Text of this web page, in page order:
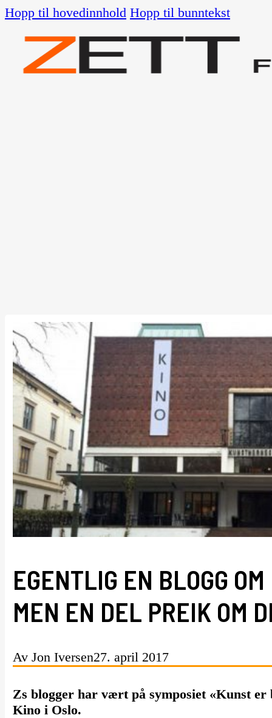
Hopp til hovedinnhold Hopp til bunntekst
EGENTLIG EN BLOGG
MEN EN DEL PREIK OM
Av Jon Iversen27. april 2017
Zs blogger har vært på symposiet «Kunst er
Kino i Oslo.